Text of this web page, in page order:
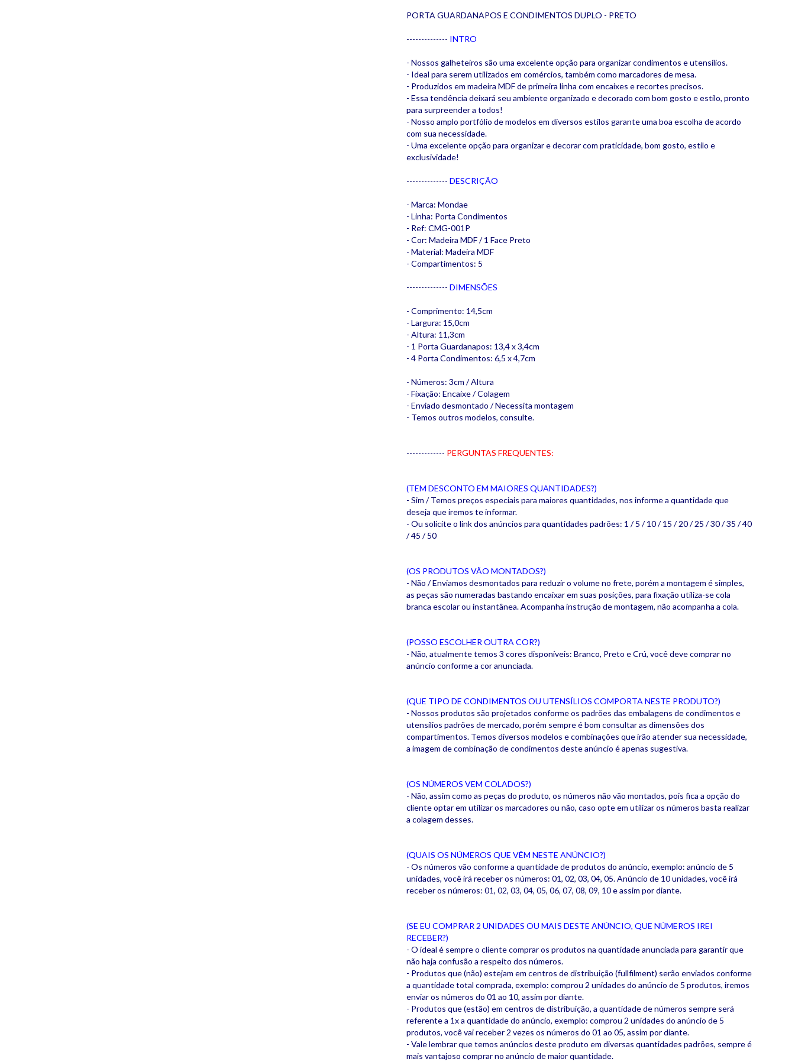
PORTA GUARDANAPOS E CONDIMENTOS DUPLO - PRETO
-------------- INTRO
- Nossos galheteiros são uma excelente opção para organizar condimentos e utensílios.
- Ideal para serem utilizados em comércios, também como marcadores de mesa.
- Produzidos em madeira MDF de primeira linha com encaixes e recortes precisos.
- Essa tendência deixará seu ambiente organizado e decorado com bom gosto e estilo, pronto
para surpreender a todos!
- Nosso amplo portfólio de modelos em diversos estilos garante uma boa escolha de acordo
com sua necessidade.
- Uma excelente opção para organizar e decorar com praticidade, bom gosto, estilo e
exclusividade!
-------------- DESCRIÇÃO
- Marca: Mondae
- Linha: Porta Condimentos
- Ref: CMG-001P
- Cor: Madeira MDF / 1 Face Preto
- Material: Madeira MDF
- Compartimentos: 5
-------------- DIMENSÕES
- Comprimento: 14,5cm
- Largura: 15,0cm
- Altura: 11,3cm
- 1 Porta Guardanapos: 13,4 x 3,4cm
- 4 Porta Condimentos: 6,5 x 4,7cm
- Números: 3cm / Altura
- Fixação: Encaixe / Colagem
- Enviado desmontado / Necessita montagem
- Temos outros modelos, consulte.
------------- PERGUNTAS FREQUENTES:
(TEM DESCONTO EM MAIORES QUANTIDADES?)
- Sim / Temos preços especiais para maiores quantidades, nos informe a quantidade que
deseja que iremos te informar.
- Ou solicite o link dos anúncios para quantidades padrões: 1 / 5 / 10 / 15 / 20 / 25 / 30 / 35 / 40
/ 45 / 50
(OS PRODUTOS VÃO MONTADOS?)
- Não / Enviamos desmontados para reduzir o volume no frete, porém a montagem é simples,
as peças são numeradas bastando encaixar em suas posições, para fixação utiliza-se cola
branca escolar ou instantânea. Acompanha instrução de montagem, não acompanha a cola.
(POSSO ESCOLHER OUTRA COR?)
- Não, atualmente temos 3 cores disponíveis: Branco, Preto e Crú, você deve comprar no
anúncio conforme a cor anunciada.
(QUE TIPO DE CONDIMENTOS OU UTENSÍLIOS COMPORTA NESTE PRODUTO?)
- Nossos produtos são projetados conforme os padrões das embalagens de condimentos e
utensílios padrões de mercado, porém sempre é bom consultar as dimensões dos
compartimentos. Temos diversos modelos e combinações que irão atender sua necessidade,
a imagem de combinação de condimentos deste anúncio é apenas sugestiva.
(OS NÚMEROS VEM COLADOS?)
- Não, assim como as peças do produto, os números não vão montados, pois fica a opção do
cliente optar em utilizar os marcadores ou não, caso opte em utilizar os números basta realizar
a colagem desses.
(QUAIS OS NÚMEROS QUE VÊM NESTE ANÚNCIO?)
- Os números vão conforme a quantidade de produtos do anúncio, exemplo: anúncio de 5
unidades, você irá receber os números: 01, 02, 03, 04, 05. Anúncio de 10 unidades, você irá
receber os números: 01, 02, 03, 04, 05, 06, 07, 08, 09, 10 e assim por diante.
(SE EU COMPRAR 2 UNIDADES OU MAIS DESTE ANÚNCIO, QUE NÚMEROS IREI
RECEBER?)
- O ideal é sempre o cliente comprar os produtos na quantidade anunciada para garantir que
não haja confusão a respeito dos números.
- Produtos que (não) estejam em centros de distribuição (fullfilment) serão enviados conforme
a quantidade total comprada, exemplo: comprou 2 unidades do anúncio de 5 produtos, iremos
enviar os números do 01 ao 10, assim por diante.
- Produtos que (estão) em centros de distribuição, a quantidade de números sempre será
referente a 1x a quantidade do anúncio, exemplo: comprou 2 unidades do anúncio de 5
produtos, você vai receber 2 vezes os números do 01 ao 05, assim por diante.
- Vale lembrar que temos anúncios deste produto em diversas quantidades padrões, sempre é
mais vantajoso comprar no anúncio de maior quantidade.